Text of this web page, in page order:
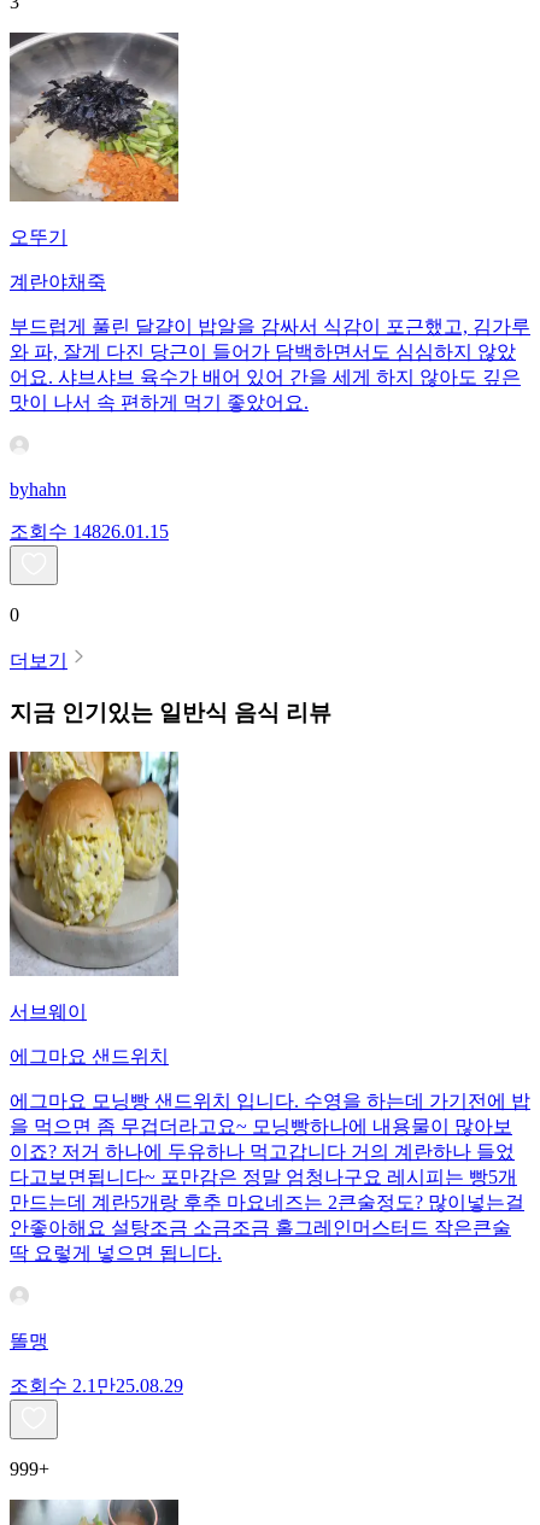
오뚜기
계란야채죽
부드럽게 풀린 달걀이 밥알을 감싸서 식감이 포근했고, 김가루
와 파, 잘게 다진 당근이 들어가 담백하면서도 심심하지 않았
어요. 샤브샤브 육수가 배어 있어 간을 세게 하지 않아도 깊은
맛이 나서 속 편하게 먹기 좋았어요.
byhahn
조회수 14826.01.15
0
더보기
지금 인기있는 일반식 음식 리뷰
서브웨이
에그마요 샌드위치
에그마요 모닝빵 샌드위치 입니다. 수영을 하는데 가기전에 밥
을 먹으면 좀 무겁더라고요~ 모닝빵하나에 내용물이 많아보
이죠? 저거 하나에 두유하나 먹고갑니다 거의 계란하나 들었
다고보면됩니다~ 포만감은 정말 엄청나구요 레시피는 빵5개
만드는데 계란5개랑 후추 마요네즈는 2큰술정도? 많이넣는걸
안좋아해요 설탕조금 소금조금 홀그레인머스터드 작은큰술
딱 요렇게 넣으면 됩니다.
똘맹
조회수 2.1만25.08.29
999+